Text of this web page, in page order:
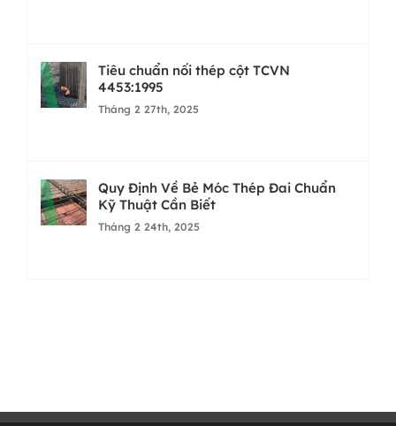
Tiêu chuẩn nối thép cột TCVN
4453:1995
Tháng 2 27th, 2025
Quy Định Về Bẻ Móc Thép Đai Chuẩn
Kỹ Thuật Cần Biết
Tháng 2 24th, 2025